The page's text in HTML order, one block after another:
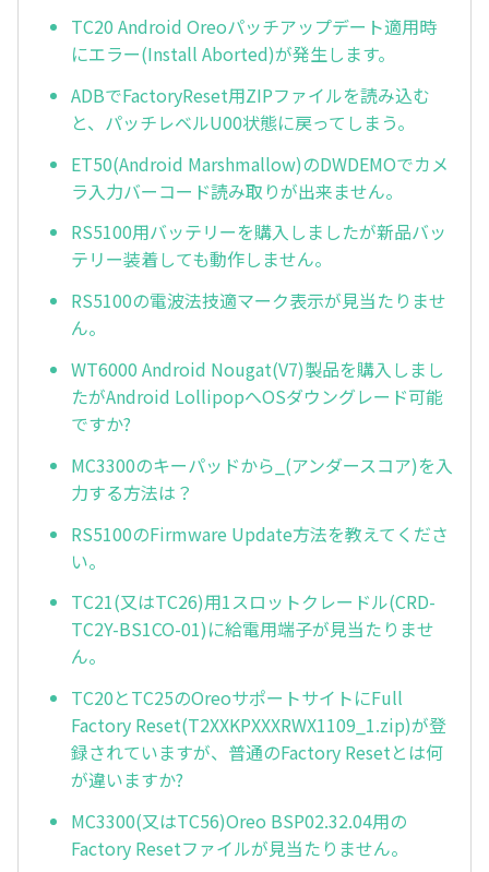
TC20 Android Oreoパッチアップデート適用時
にエラー(Install Aborted)が発生します。
ADBでFactoryReset用ZIPファイルを読み込む
と、パッチレベルU00状態に戻ってしまう。
ET50(Android Marshmallow)のDWDEMOでカメ
ラ入力バーコード読み取りが出来ません。
RS5100用バッテリーを購入しましたが新品バッ
テリー装着しても動作しません。
RS5100の電波法技適マーク表示が見当たりませ
ん。
WT6000 Android Nougat(V7)製品を購入しまし
たがAndroid LollipopへOSダウングレード可能
ですか?
MC3300のキーパッドから_(アンダースコア)を入
力する方法は？
RS5100のFirmware Update方法を教えてくださ
い。
TC21(又はTC26)用1スロットクレードル(CRD-
TC2Y-BS1CO-01)に給電用端子が見当たりませ
ん。
TC20とTC25のOreoサポートサイトにFull
Factory Reset(T2XXKPXXXRWX1109_1.zip)が登
録されていますが、普通のFactory Resetとは何
が違いますか?
MC3300(又はTC56)Oreo BSP02.32.04用の
Factory Resetファイルが見当たりません。